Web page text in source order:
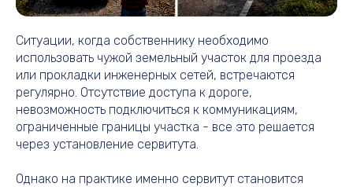
Ситуации, когда собственнику необходимо
использовать чужой земельный участок для проезда
или прокладки инженерных сетей, встречаются
регулярно. Отсутствие доступа к дороге,
невозможность подключиться к коммуникациям,
ограниченные границы участка - все это решается
через установление сервитута.
Однако на практике именно сервитут становится